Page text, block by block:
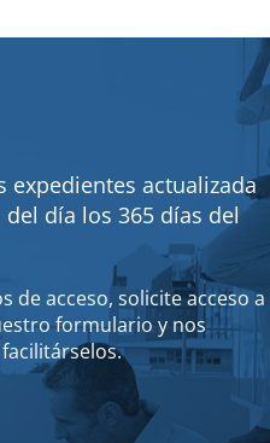
expedientes actualizada
día los 365 días del
de acceso, solicite acceso a
formulario y nos